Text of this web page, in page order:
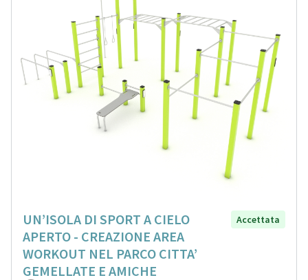
UN’ISOLA DI SPORT A CIELO
APERTO - CREAZIONE AREA
WORKOUT NEL PARCO CITTA’
GEMELLATE E AMICHE
Accettata